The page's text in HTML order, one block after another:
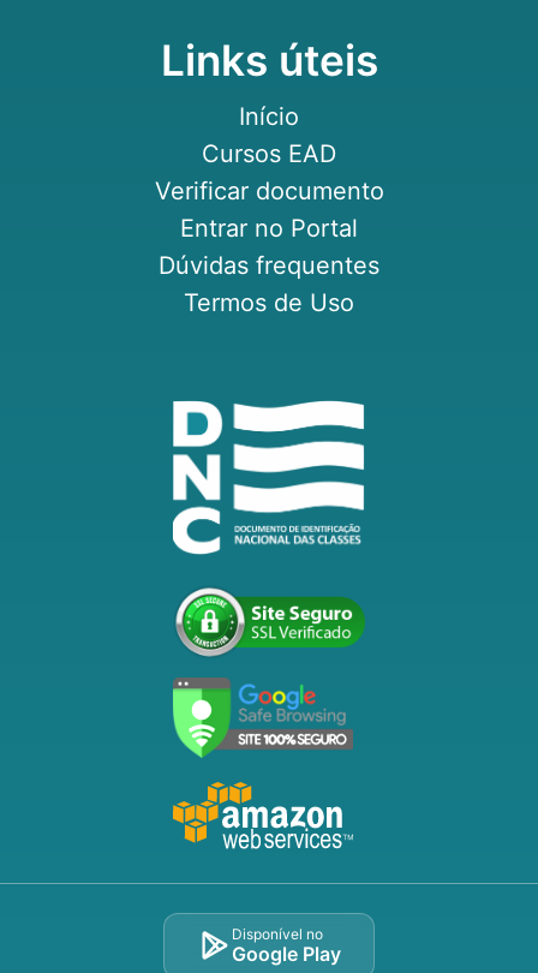
Links úteis
Início
Cursos EAD
Verificar documento
Entrar no Portal
Dúvidas frequentes
Termos de Uso
Disponível no
Google Play